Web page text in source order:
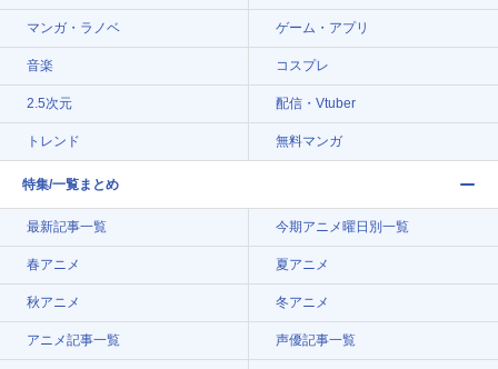
マンガ・ラノベ ゲーム・アプリ
音楽 コスプレ
2.5次元 配信・Vtuber
トレンド 無料マンガ
特集/一覧まとめ
最新記事一覧 今期アニメ曜日別一覧
春アニメ 夏アニメ
秋アニメ 冬アニメ
アニメ記事一覧 声優記事一覧